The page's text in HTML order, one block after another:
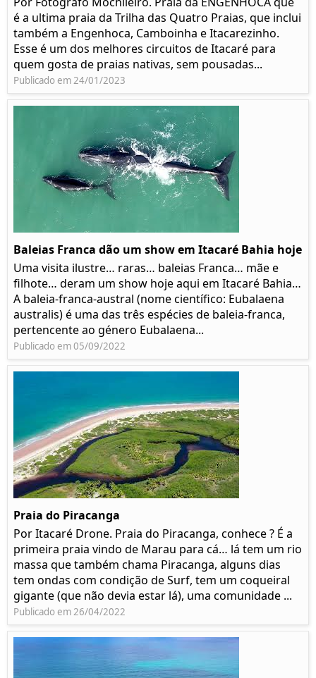
é a ultima praia da Trilha das Quatro Praias, que inclui
também a Engenhoca, Camboinha e Itacarezinho.
Esse é um dos melhores circuitos de Itacaré para
quem gosta de praias nativas, sem pousadas...
Publicado em 24/01/2023
Baleias Franca dão um show em Itacaré Bahia hoje
Uma visita ilustre… raras… baleias Franca… mãe e
filhote… deram um show hoje aqui em Itacaré Bahia…
A baleia-franca-austral (nome científico: Eubalaena
australis) é uma das três espécies de baleia-franca,
pertencente ao género Eubalaena...
Publicado em 05/09/2022
Praia do Piracanga
Por Itacaré Drone. Praia do Piracanga, conhece ? É a
primeira praia vindo de Marau para cá… lá tem um rio
massa que também chama Piracanga, alguns dias
tem ondas com condição de Surf, tem um coqueiral
gigante (que não devia estar lá), uma comunidade ...
Publicado em 26/04/2022